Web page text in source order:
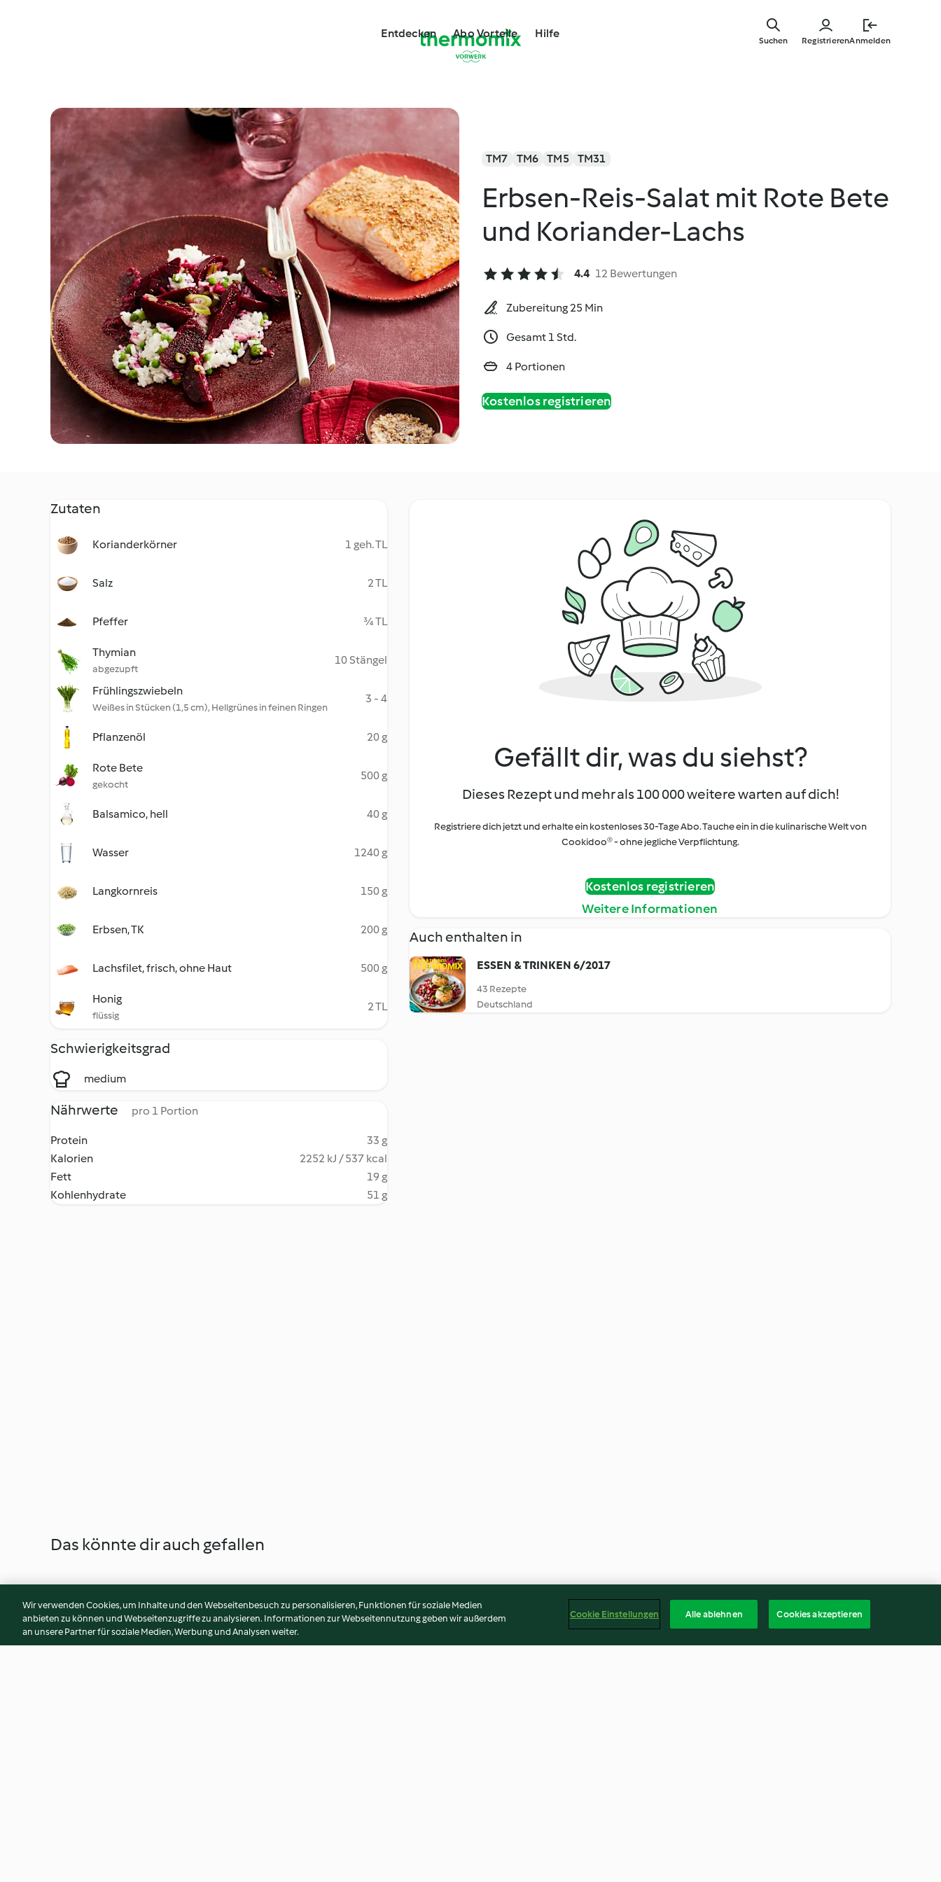
springen
Entdecken Abo Vorteile Hilfe
RegistrierenAnmelden
Suchen
TM7 TM6 TM5 TM31
Erbsen-Reis-Salat mit Rote Bete
und Koriander-Lachs
4.4 12 Bewertungen
Zubereitung 25 Min
Gesamt 1 Std.
4 Portionen
Kostenlos registrieren
Zutaten
Korianderkörner 1 geh. TL
Salz 2 TL
Pfeffer ¾ TL
Thymian
abgezupft
10 Stängel
Frühlingszwiebeln
Weißes in Stücken (1,5 cm), Hellgrünes in feinen Ringen
3 - 4
Pflanzenöl 20 g
Rote Bete
gekocht
500 g
Balsamico, hell 40 g
Wasser 1240 g
Langkornreis 150 g
Erbsen, TK 200 g
Lachsfilet, frisch, ohne Haut 500 g
Honig
flüssig
2 TL
Schwierigkeitsgrad
medium
Nährwerte pro 1 Portion
Protein
33 g
Kalorien
2252 kJ / 537 kcal
Fett
19 g
Kohlenhydrate
51 g
Gefällt dir, was du siehst?
Dieses Rezept und mehr als 100 000 weitere warten auf dich!
Registriere dich jetzt und erhalte ein kostenloses 30-Tage Abo. Tauche ein in die kulinarische Welt von
Cookidoo® - ohne jegliche Verpflichtung.
Kostenlos registrieren
Weitere Informationen
Auch enthalten in
ESSEN & TRINKEN 6/2017
43 Rezepte
Deutschland
Das könnte dir auch gefallen
Wir verwenden Cookies, um Inhalte und den Webseitenbesuch zu personalisieren, Funktionen für soziale Medien
anbieten zu können und Webseitenzugriffe zu analysieren. Informationen zur Webseitennutzung geben wir außerdem
an unsere Partner für soziale Medien, Werbung und Analysen weiter.
Cookie Einstellungen Alle ablehnen Cookies akzeptieren